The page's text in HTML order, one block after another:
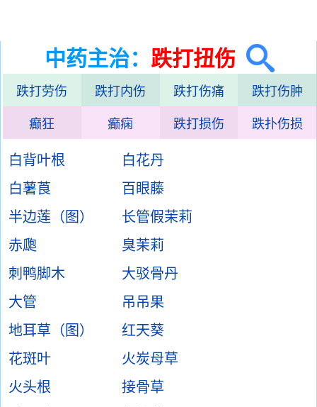
中药主治： 跌打扭伤
跌打劳伤 跌打内伤 跌打伤痛 跌打伤肿
癫狂 癫痫 跌打损伤 跌扑伤损
白背叶根
白花丹
白薯莨
百眼藤
半边莲（图）
长管假茉莉
赤瓟
臭茉莉
刺鸭脚木
大驳骨丹
大管
吊吊果
地耳草（图）
红天葵
花斑叶
火炭母草
火头根
接骨草